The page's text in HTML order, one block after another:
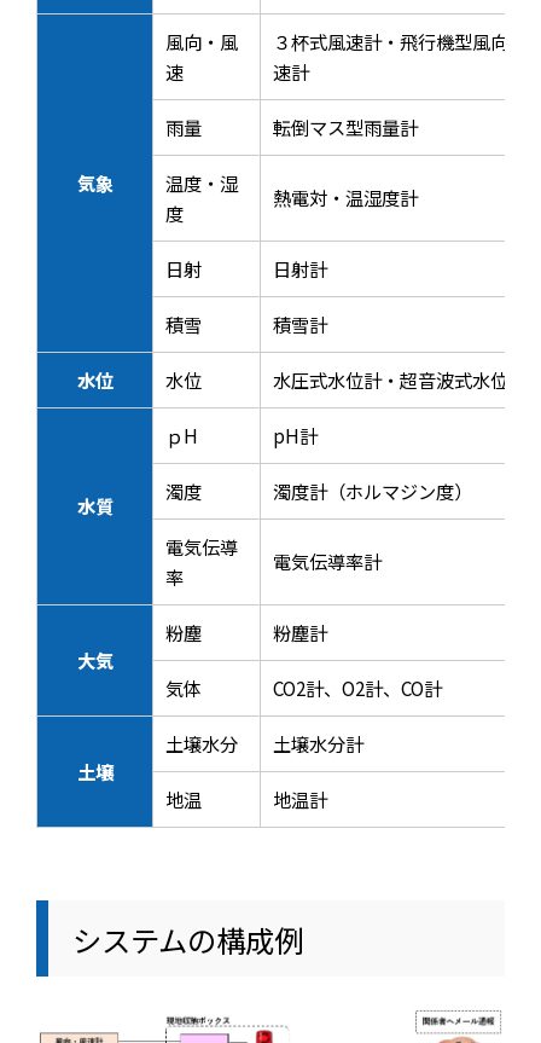
気象
風向・風
速
３杯式風速計・飛行機型風向風
速計
雨量 転倒マス型雨量計
温度・湿
度
熱電対・温湿度計
日射 日射計
積雪 積雪計
水位 水位 水圧式水位計・超音波式水位計
水質
ｐH pH計
濁度 濁度計（ホルマジン度）
電気伝導
率
電気伝導率計
大気
粉塵 粉塵計
気体 CO2計、O2計、CO計
土壌
土壌水分 土壌水分計
地温 地温計
システムの構成例